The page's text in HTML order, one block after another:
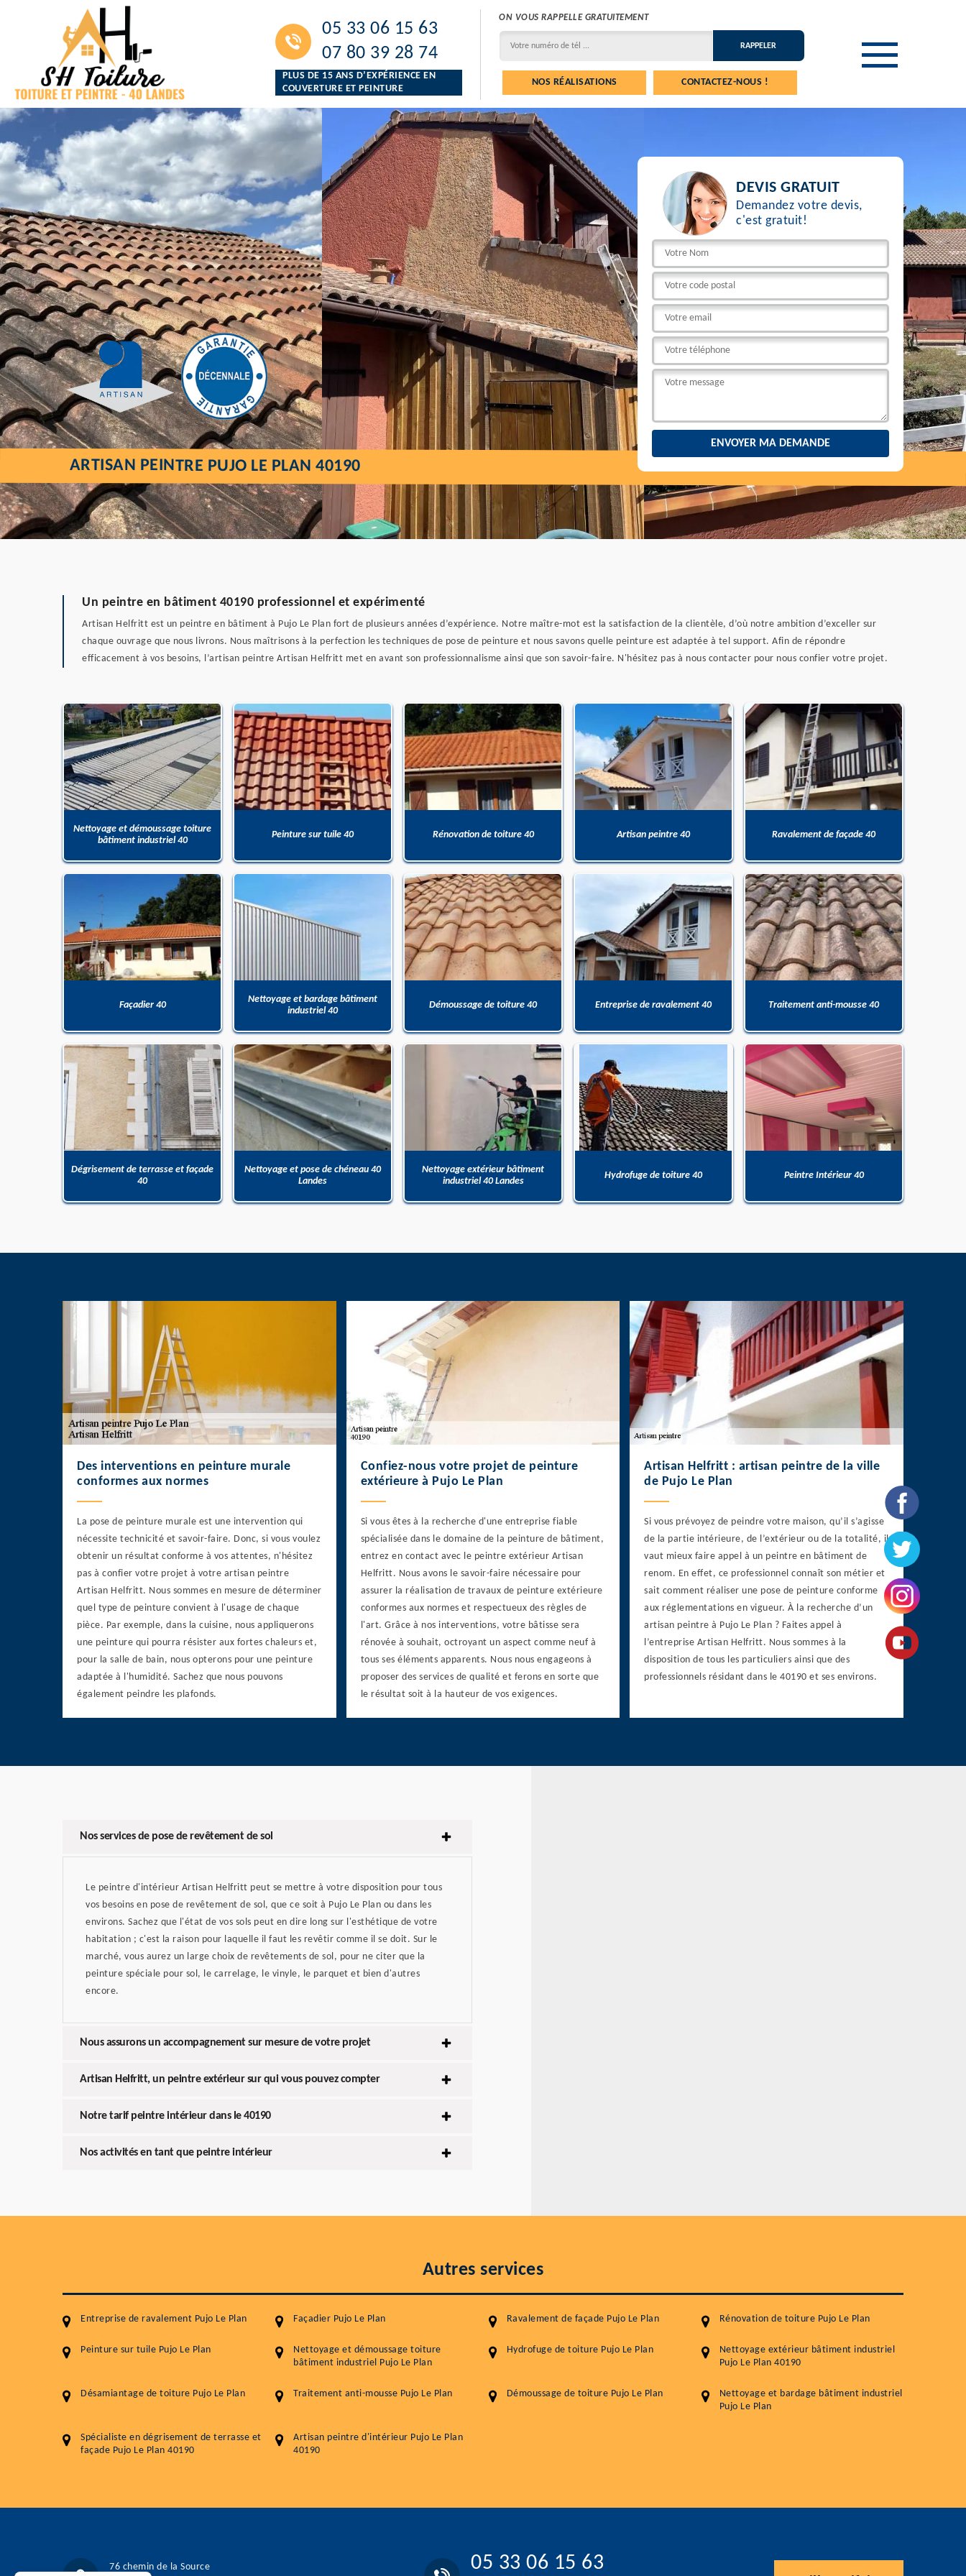
05 33 06 15 63
07 80 39 28 74
PLUS DE 15 ANS D’EXPÉRIENCE EN
COUVERTURE ET PEINTURE
ON VOUS RAPPELLE GRATUITEMENT
NOS RÉALISATIONS CONTACTEZ-NOUS !
DEVIS GRATUIT
Demandez votre devis,
c'est gratuit!
ARTISAN PEINTRE PUJO LE PLAN 40190
Un peintre en bâtiment 40190 professionnel et expérimenté
Artisan Helfritt est un peintre en bâtiment à Pujo Le Plan fort de plusieurs années d’expérience. Notre maître-mot est la satisfaction de la clientèle, d’où notre ambition d’exceller sur
chaque ouvrage que nous livrons. Nous maîtrisons à la perfection les techniques de pose de peinture et nous savons quelle peinture est adaptée à tel support. Afin de répondre
efficacement à vos besoins, l’artisan peintre Artisan Helfritt met en avant son professionnalisme ainsi que son savoir-faire. N'hésitez pas à nous contacter pour nous confier votre projet.
Nettoyage et démoussage toiture
bâtiment industriel 40
Peinture sur tuile 40 Rénovation de toiture 40 Artisan peintre 40 Ravalement de façade 40
Façadier 40
Nettoyage et bardage bâtiment
industriel 40
Démoussage de toiture 40 Entreprise de ravalement 40 Traitement anti-mousse 40
Dégrisement de terrasse et façade
40
Nettoyage et pose de chéneau 40
Landes
Nettoyage extérieur bâtiment
industriel 40 Landes
Hydrofuge de toiture 40 Peintre Intérieur 40
Des interventions en peinture murale
conformes aux normes
La pose de peinture murale est une intervention qui
nécessite technicité et savoir-faire. Donc, si vous voulez
obtenir un résultat conforme à vos attentes, n'hésitez
pas à confier votre projet à votre artisan peintre
Artisan Helfritt. Nous sommes en mesure de déterminer
quel type de peinture convient à l'usage de chaque
pièce. Par exemple, dans la cuisine, nous appliquerons
une peinture qui pourra résister aux fortes chaleurs et,
pour la salle de bain, nous opterons pour une peinture
adaptée à l'humidité. Sachez que nous pouvons
également peindre les plafonds.
Confiez-nous votre projet de peinture
extérieure à Pujo Le Plan
Si vous êtes à la recherche d'une entreprise fiable
spécialisée dans le domaine de la peinture de bâtiment,
entrez en contact avec le peintre extérieur Artisan
Helfritt. Nous avons le savoir-faire nécessaire pour
assurer la réalisation de travaux de peinture extérieure
conformes aux normes et respectueux des règles de
l'art. Grâce à nos interventions, votre bâtisse sera
rénovée à souhait, octroyant un aspect comme neuf à
tous ses éléments apparents. Nous nous engageons à
proposer des services de qualité et ferons en sorte que
le résultat soit à la hauteur de vos exigences.
Artisan Helfritt : artisan peintre de la ville
de Pujo Le Plan
Si vous prévoyez de peindre votre maison, qu’il s’agisse
de la partie intérieure, de l’extérieur ou de la totalité, il
vaut mieux faire appel à un peintre en bâtiment de
renom. En effet, ce professionnel connaît son métier et
sait comment réaliser une pose de peinture conforme
aux réglementations en vigueur. À la recherche d’un
artisan peintre à Pujo Le Plan ? Faites appel à
l’entreprise Artisan Helfritt. Nous sommes à la
disposition de tous les particuliers ainsi que des
professionnels résidant dans le 40190 et ses environs.
Nos services de pose de revêtement de sol
Le peintre d'intérieur Artisan Helfritt peut se mettre à votre disposition pour tous
vos besoins en pose de revêtement de sol, que ce soit à Pujo Le Plan ou dans les
environs. Sachez que l'état de vos sols peut en dire long sur l'esthétique de votre
habitation ; c'est la raison pour laquelle il faut les revêtir comme il se doit. Sur le
marché, vous aurez un large choix de revêtements de sol, pour ne citer que la
peinture spéciale pour sol, le carrelage, le vinyle, le parquet et bien d'autres
encore.
Nous assurons un accompagnement sur mesure de votre projet
Artisan Helfritt, un peintre extérieur sur qui vous pouvez compter
Notre tarif peintre intérieur dans le 40190
Nos activités en tant que peintre intérieur
Autres services
Entreprise de ravalement Pujo Le Plan Façadier Pujo Le Plan Ravalement de façade Pujo Le Plan Rénovation de toiture Pujo Le Plan
Peinture sur tuile Pujo Le Plan
Nettoyage et démoussage toiture
bâtiment industriel Pujo Le Plan
Hydrofuge de toiture Pujo Le Plan
Nettoyage extérieur bâtiment industriel
Pujo Le Plan 40190
Désamiantage de toiture Pujo Le Plan Traitement anti-mousse Pujo Le Plan Démoussage de toiture Pujo Le Plan
Nettoyage et bardage bâtiment industriel
Pujo Le Plan
Spécialiste en dégrisement de terrasse et
façade Pujo Le Plan 40190
Artisan peintre d'intérieur Pujo Le Plan
40190
76 chemin de la Source 05 33 06 15 63
Matériaux de qualité
05 33 06 15 63
76 chemin de la Source 40180